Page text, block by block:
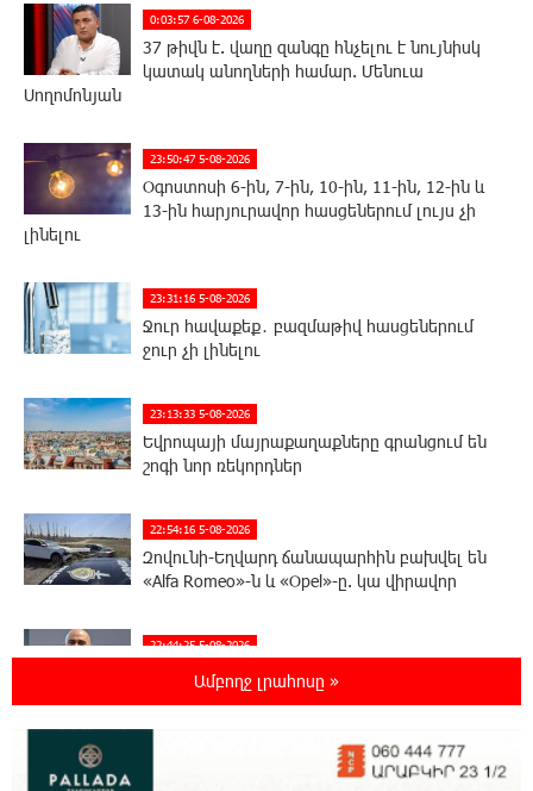
0:03:57 6-08-2026
37 թիվն է. վաղը զանգը հնչելու է նույնիսկ
կատակ անողների համար. Մենուա
Սողոմոնյան
23:50:47 5-08-2026
Օգոստոսի 6-ին, 7-ին, 10-ին, 11-ին, 12-ին և
13-ին հարյուրավոր հասցեներում լույս չի
լինելու
23:31:16 5-08-2026
Ջուր հավաքեք․ բազմաթիվ հասցեներում
ջուր չի լինելու
23:13:33 5-08-2026
Եվրոպայի մայրաքաղաքները գրանցում են
շոգի նոր ռեկորդներ
22:54:16 5-08-2026
Զովունի-Եղվարդ ճանապարհին բախվել են
«Alfa Romeo»-ն և «Opel»-ը. կա վիրավոր
22:44:25 5-08-2026
Անունս տալուց առաջ գոնե լվացվեք․ Էդմոն
Մարուքյան
Ամբողջ լրահոսը »